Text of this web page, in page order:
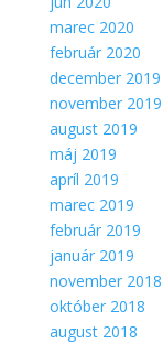
marec 2020
február 2020
december 2019
november 2019
august 2019
máj 2019
apríl 2019
marec 2019
február 2019
január 2019
november 2018
október 2018
august 2018